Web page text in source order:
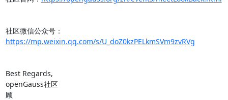
社区微信公众号：
https://mp.weixin.qq.com/s/U_doZ0kzPELkmSVm9zvRVg
Best Regards,
openGauss社区
顾